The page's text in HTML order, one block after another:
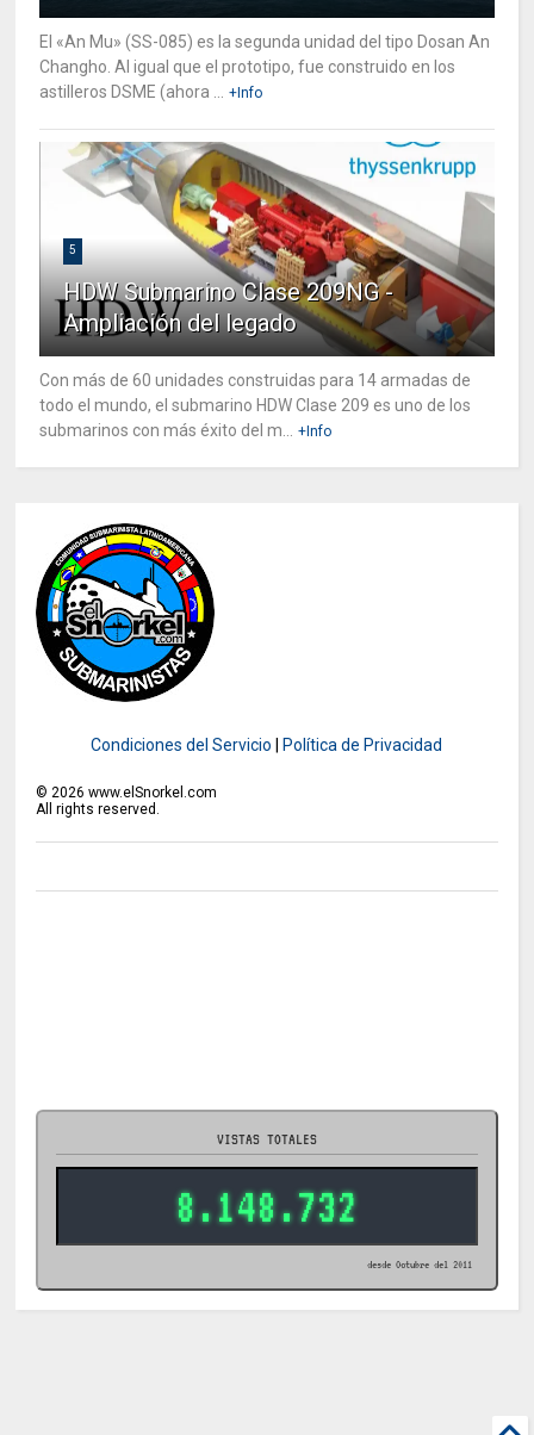
El «An Mu» (SS-085) es la segunda unidad del tipo Dosan An
Changho. Al igual que el prototipo, fue construido en los
astilleros DSME (ahora ...
+Info
5
HDW Submarino Clase 209NG -
Ampliación del legado
Con más de 60 unidades construidas para 14 armadas de
todo el mundo, el submarino HDW Clase 209 es uno de los
submarinos con más éxito del m...
+Info
Condiciones del Servicio |Política de Privacidad
© 2026 www.elSnorkel.com
All rights reserved.
VISTAS TOTALES
8.148.732
desde Octubre del 2011